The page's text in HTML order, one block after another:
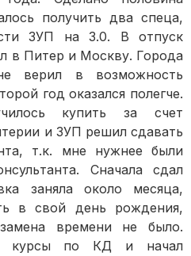
получить два спеца,
ЗУП на 3.0. В отпуск
в Питер и Москву. Города
верил в возможность
год оказался полегче.
купить за счет
и ЗУП решил сдавать
т.к. мне нужнее были
Сначала сдал
заняла около месяца,
в свой день рождения,
времени не было.
курсы по КД и начал